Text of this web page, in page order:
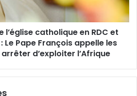
l’église catholique en RDC et
Le Pape François appelle les
d’exploiter l’Afrique